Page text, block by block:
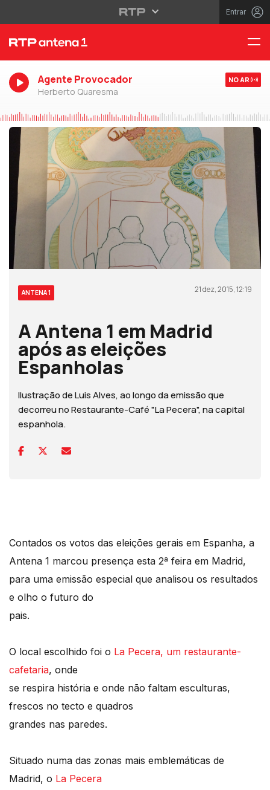
Entrar
Agente Provocador
Herberto Quaresma
NO AR
ANTENA 1 21 dez, 2015, 12:19
A Antena 1 em Madrid
após as eleições
Espanholas
Ilustração de Luis Alves, ao longo da emissão que
decorreu no Restaurante-Café "La Pecera", na capital
espanhola.
Contados os votos das eleições gerais em Espanha, a
Antena 1 marcou presença esta 2ª feira em Madrid,
para uma emissão especial que analisou os resultados
e olho o futuro do
pais.
O local escolhido foi o La Pecera, um restaurante-
cafetaria, onde
se respira história e onde não faltam esculturas,
frescos no tecto e quadros
grandes nas paredes.
Situado numa das zonas mais emblemáticas de
Madrid, o La Pecera